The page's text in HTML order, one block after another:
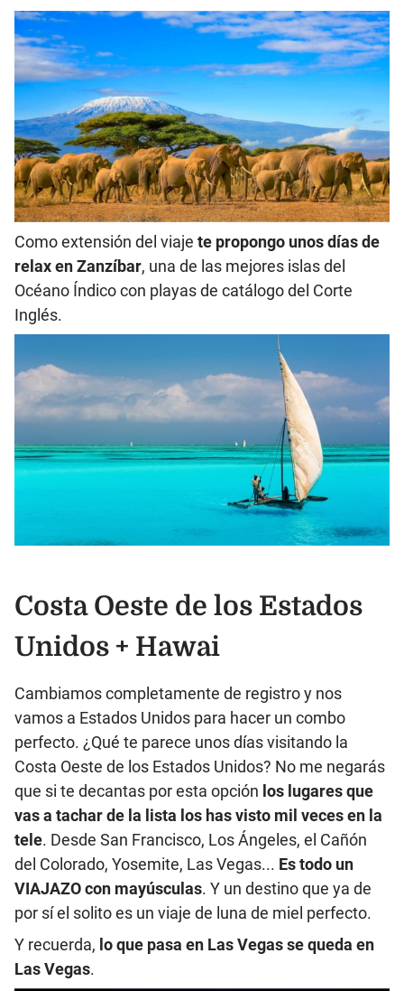
Como extensión del viaje te propongo unos días de
relax en Zanzíbar, una de las mejores islas del
Océano Índico con playas de catálogo del Corte
Inglés.
Costa Oeste de los Estados
Unidos + Hawai
Cambiamos completamente de registro y nos
vamos a Estados Unidos para hacer un combo
perfecto. ¿Qué te parece unos días visitando la
Costa Oeste de los Estados Unidos? No me negarás
que si te decantas por esta opción los lugares que
vas a tachar de la lista los has visto mil veces en la
tele. Desde San Francisco, Los Ángeles, el Cañón
del Colorado, Yosemite, Las Vegas... Es todo un
VIAJAZO con mayúsculas. Y un destino que ya de
por sí el solito es un viaje de luna de miel perfecto.
Y recuerda, lo que pasa en Las Vegas se queda en
Las Vegas.